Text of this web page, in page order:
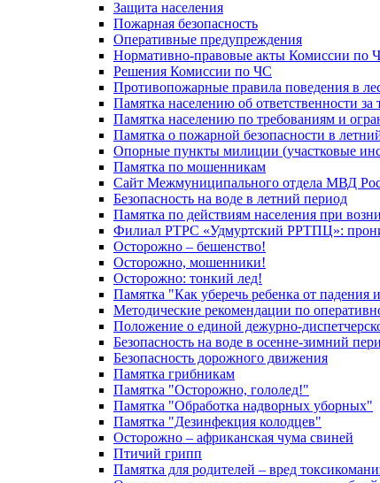
Защита населения
Пожарная безопасность
Оперативные предупреждения
Нормативно-правовые акты Комиссии по
Решения Комиссии по ЧС
Противопожарные правила поведения в
Памятка населению об ответственности
Памятка населению по требованиям и
Памятка о пожарной безопасности в
Опорные пункты милиции (участковые
Памятка по мошенникам
Сайт Межмуниципального отдела МВД
Безопасность на воде в летний период
Памятка по действиям населения при
Филиал РТРС «Удмуртский РРТПЦ»:
Осторожно – бешенство!
Осторожно, мошенники!
Осторожно: тонкий лед!
Памятка "Как уберечь ребенка от падения
Методические рекомендации по
Положение о единой дежурно-
Безопасность на воде в осенне-зимний
Безопасность дорожного движения
Памятка грибникам
Памятка "Осторожно, гололед!"
Памятка "Обработка надворных уборных"
Памятка "Дезинфекция колодцев"
Осторожно – африканская чума свиней
Птичий грипп
Памятка для родителей – вред